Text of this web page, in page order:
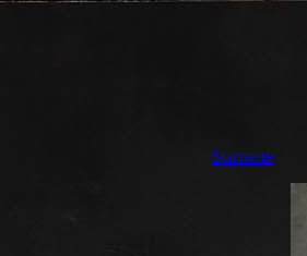
Startseite